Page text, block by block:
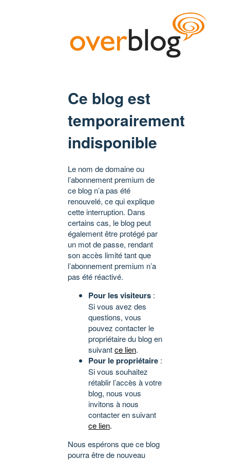
Ce blog est
temporairement
indisponible
Le nom de domaine ou
l’abonnement premium de
ce blog n’a pas été
renouvelé, ce qui explique
cette interruption. Dans
certains cas, le blog peut
également être protégé par
un mot de passe, rendant
son accès limité tant que
l’abonnement premium n’a
pas été réactivé.
Pour les visiteurs :
Si vous avez des
questions, vous
pouvez contacter le
propriétaire du blog en
suivantce lien.
Pour le propriétaire :
Si vous souhaitez
rétablir l’accès à votre
blog, nous vous
invitons à nous
contacter en suivant
ce lien.
Nous espérons que ce blog
pourra être de nouveau